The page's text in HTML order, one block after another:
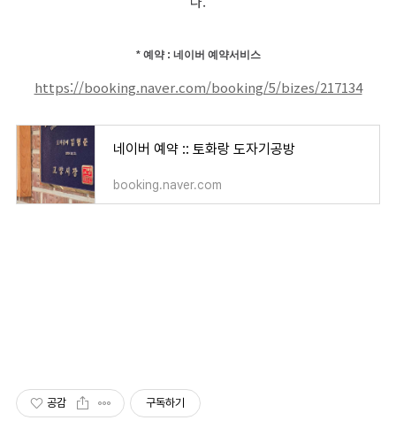
* 예약 : 네이버 예약서비스
https://booking.naver.com/booking/5/bizes/217134
네이버 예약 :: 토화랑 도자기공방
booking.naver.com
공감 구독하기